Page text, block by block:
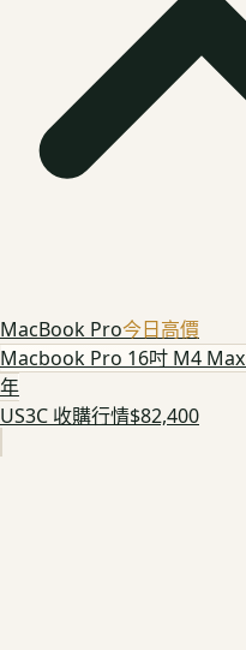
MacBook Pro今日高價
Macbook Pro 16吋 M4
年
US3C 收購行情$82,400